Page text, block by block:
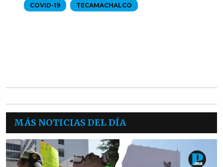
COVID-19 TECAMACHALCO
MÁS NOTICIAS DEL DÍA